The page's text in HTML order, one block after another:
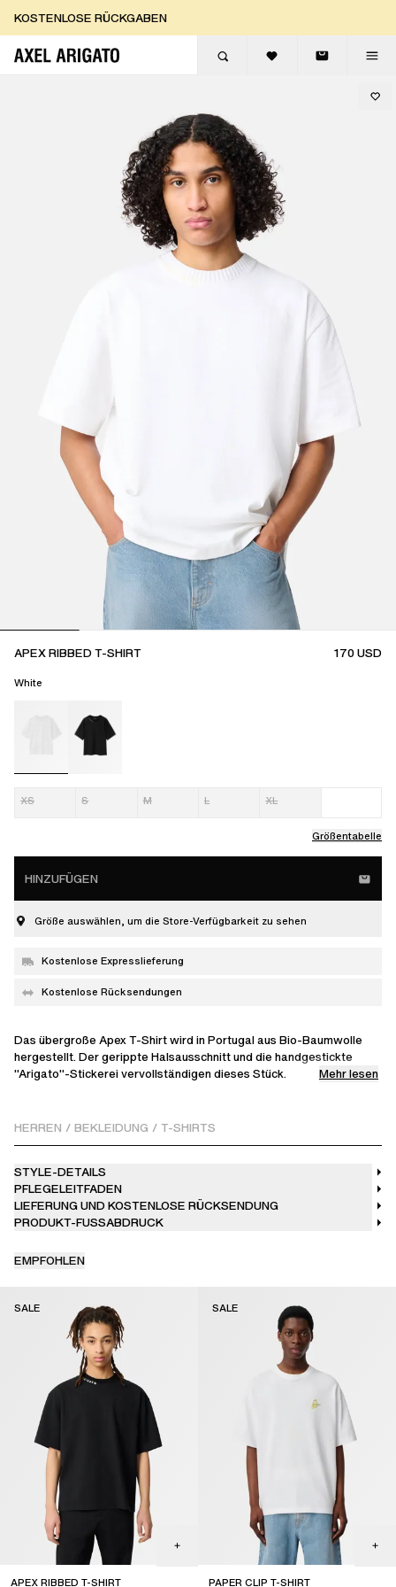
Zum Inhalt springen
KOSTENLOSE RÜCKGABEN
KOSTENLOSE EXPRESSLIEFERUNG
APEX RIBBED T-SHIRT 170USD
White
XS S M L XL
Größentabelle
HINZUFÜGEN
Größe auswählen, um die Store-Verfügbarkeit zu sehen
Kostenlose Expresslieferung
Kostenlose Rücksendungen
Das übergroße Apex T-Shirt wird in Portugal aus Bio-Baumwolle
hergestellt. Der gerippte Halsausschnitt und die handgestickte
"Arigato"-Stickerei vervollständigen dieses Stück.
Mehr lesen
HERREN / BEKLEIDUNG / T-SHIRTS
STYLE-DETAILS
PFLEGELEITFADEN
LIEFERUNG UND KOSTENLOSE RÜCKSENDUNG
PRODUKT-FUSSABDRUCK
EMPFOHLEN
APEX RIBBED T-SHIRT
SALE
PAPER CLIP T-SHIRT
SALE